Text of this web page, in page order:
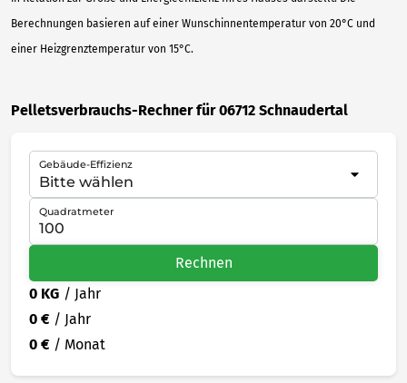
Berechnungen basieren auf einer Wunschinnentemperatur von 20°C und
einer Heizgrenztemperatur von 15°C.
Pelletsverbrauchs-Rechner für 06712 Schnaudertal
Gebäude-Effizienz
Quadratmeter
Rechnen
0 KG / Jahr
0 € / Jahr
0 € / Monat